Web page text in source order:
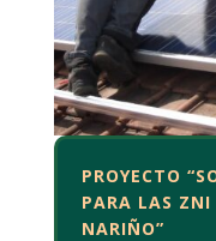
PROYECTO
PARA LAS
NARIÑO”